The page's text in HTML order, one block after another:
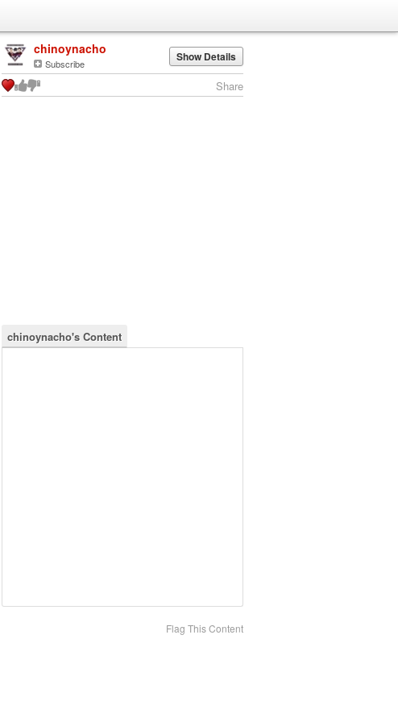
chinoynacho
Subscribe Show Details
Share
chinoynacho's Content
Flag This Content